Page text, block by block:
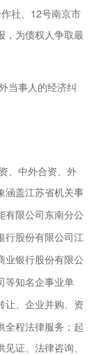
社、12号南京市
，为债权人争取最
当事人的经济纠
、中外合资、外
涵盖江苏省机关事
有限公司东南分公
行股份有限公司江
业银行股份有限公
等知名企事业单
让、企业并购、资
全程法律服务；起
证、法律咨询、